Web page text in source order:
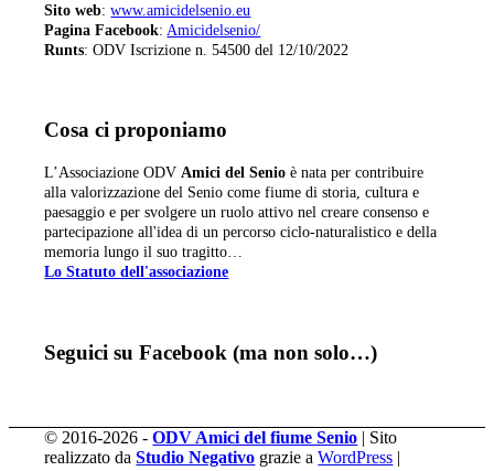
Sito web:www.amicidelsenio.eu
Pagina Facebook: Amicidelsenio/
Runts: ODV Iscrizione n. 54500 del 12/10/2022
Cosa ci proponiamo
L’Associazione ODVAmici del Senio è nata per contribuire
alla valorizzazione del Senio come fiume di storia, cultura e
paesaggio e per svolgere un ruolo attivo nel creare consenso e
partecipazione all'idea di un percorso ciclo-naturalistico e della
memoria lungo il suo tragitto…
Lo Statuto dell'associazione
Seguici su Facebook (ma non solo…)
© 2016-2026 -ODV Amici del fiume Senio | Sito
realizzato daStudio Negativo grazie aWordPress |